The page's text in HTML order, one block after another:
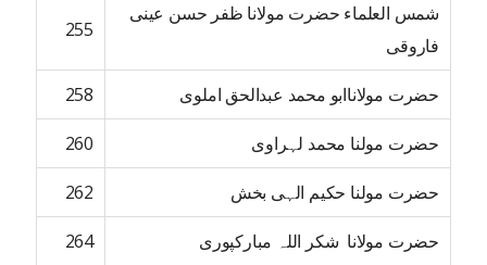
شمس العلماء حضرت مولانا ظفر حسن عینی
فاروقی
255
حضرت مولاناابو محمد عبدالحق املوی 258
حضرت مولنا محمد لہراوی 260
حضرت مولنا حکیم الہی بخش 262
حضرت مولانا شکر اللہ مبارکپوری 264